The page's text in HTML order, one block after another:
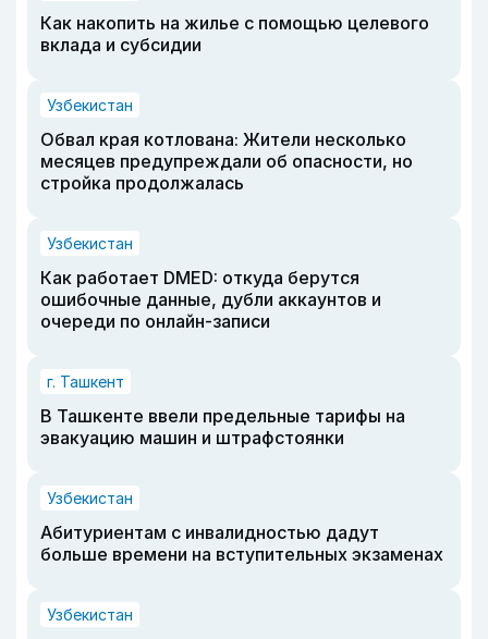
Как накопить на жилье с помощью целевого
вклада и субсидии
Узбекистан
Обвал края котлована: Жители несколько
месяцев предупреждали об опасности, но
стройка продолжалась
Узбекистан
Как работает DMED: откуда берутся
ошибочные данные, дубли аккаунтов и
очереди по онлайн-записи
г. Ташкент
В Ташкенте ввели предельные тарифы на
эвакуацию машин и штрафстоянки
Узбекистан
Абитуриентам с инвалидностью дадут
больше времени на вступительных экзаменах
Узбекистан